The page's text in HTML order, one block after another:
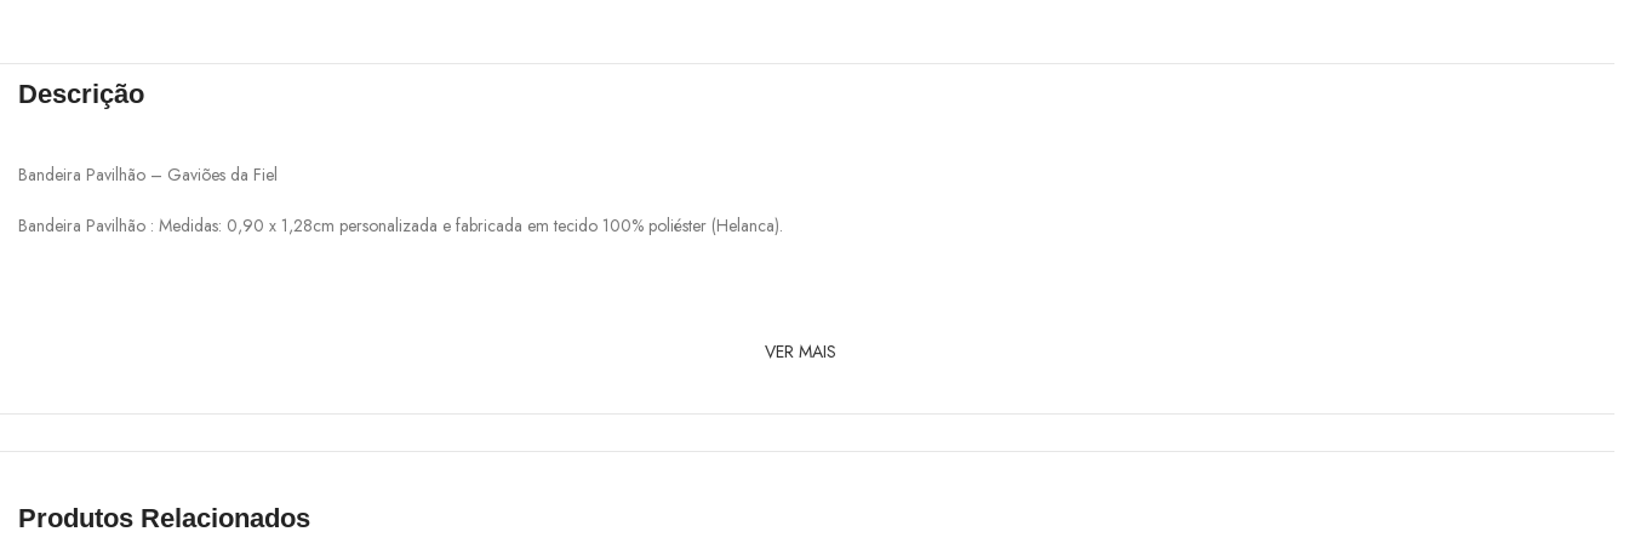
Descrição
Bandeira Pavilhão – Gaviões da Fiel
Bandeira Pavilhão : Medidas: 0,90 x 1,28cm personalizada e fabricada em tecido 100% poliéster (Helanca).
VER MAIS
Produtos Relacionados